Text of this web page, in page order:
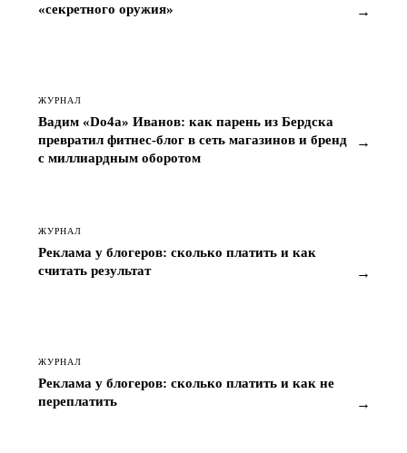
«секретного оружия»
→
ЖУРНАЛ
Вадим «Do4a» Иванов: как парень из Бердска
превратил фитнес-блог в сеть магазинов и бренд
с миллиардным оборотом
→
ЖУРНАЛ
Реклама у блогеров: сколько платить и как
считать результат
→
ЖУРНАЛ
Реклама у блогеров: сколько платить и как не
переплатить
→